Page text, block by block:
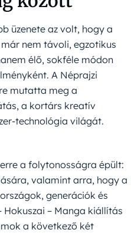
üzenete az volt, hogy a
nem távoli, egzotikus
élő, sokféle módon
A Néprajzi
mutatta meg a
a kortárs kreatív
technológia világát.
a folytonosságra épült:
valamint arra, hogy a
generációk és
Hokuszai – Manga kiállítás
a következő két